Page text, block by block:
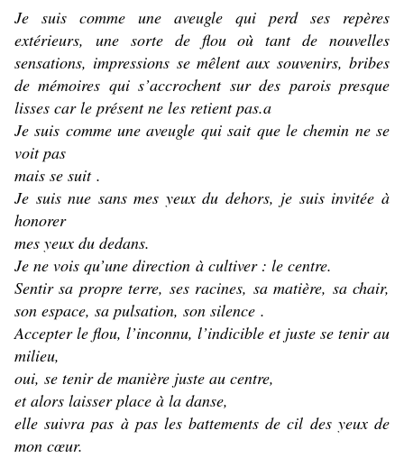
Je suis comme une aveugle qui perd ses repères
extérieurs, une sorte de flou où tant de nouvelles
sensations, impressions se mêlent aux souvenirs, bribes
de mémoires qui s’accrochent sur des parois presque
lisses car le présent ne les retient pas.a
Je suis comme une aveugle qui sait que le chemin ne se
voit pas
mais se suit .
Je suis nue sans mes yeux du dehors, je suis invitée à
honorer
mes yeux du dedans.
Je ne vois qu’une direction à cultiver : le centre.
Sentir sa propre terre, ses racines, sa matière, sa chair,
son espace, sa pulsation, son silence .
Accepter le flou, l’inconnu, l’indicible et juste se tenir au
milieu,
oui, se tenir de manière juste au centre,
et alors laisser place à la danse,
elle suivra pas à pas les battements de cil des yeux de
mon cœur.